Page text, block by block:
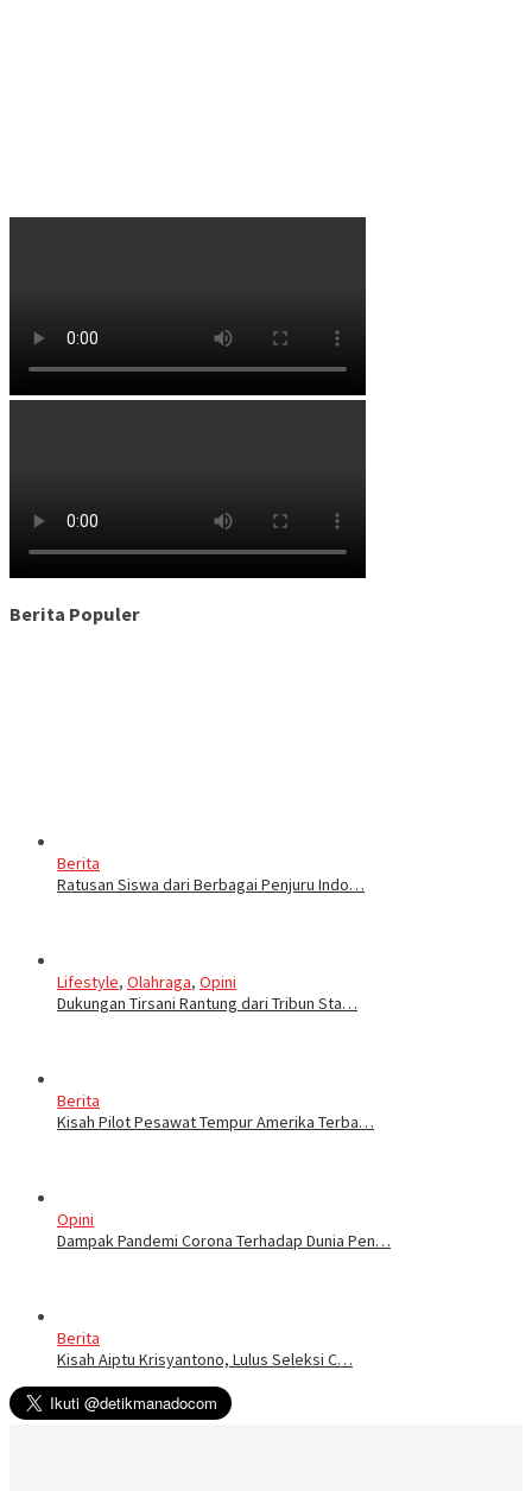
Berita Populer
Berita
Ratusan Siswa dari Berbagai Penjuru Indo…
Lifestyle, Olahraga, Opini
Dukungan Tirsani Rantung dari Tribun Sta…
Berita
Kisah Pilot Pesawat Tempur Amerika Terba…
Opini
Dampak Pandemi Corona Terhadap Dunia Pen…
Berita
Kisah Aiptu Krisyantono, Lulus Seleksi C…